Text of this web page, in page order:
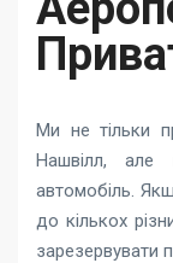
Ми не тільки
Нашвілл, але
автомобіль.
до кількох
зарезервувати